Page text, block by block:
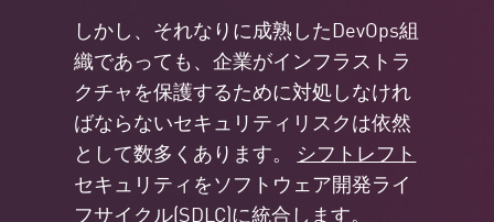
しかし、それなりに成熟したDevOps組
織であっても、企業がインフラストラ
クチャを保護するために対処しなけれ
ばならないセキュリティリスクは依然
として数多くあります。 シフトレフト
セキュリティをソフトウェア開発ライ
フサイクル(SDLC)に統合します。